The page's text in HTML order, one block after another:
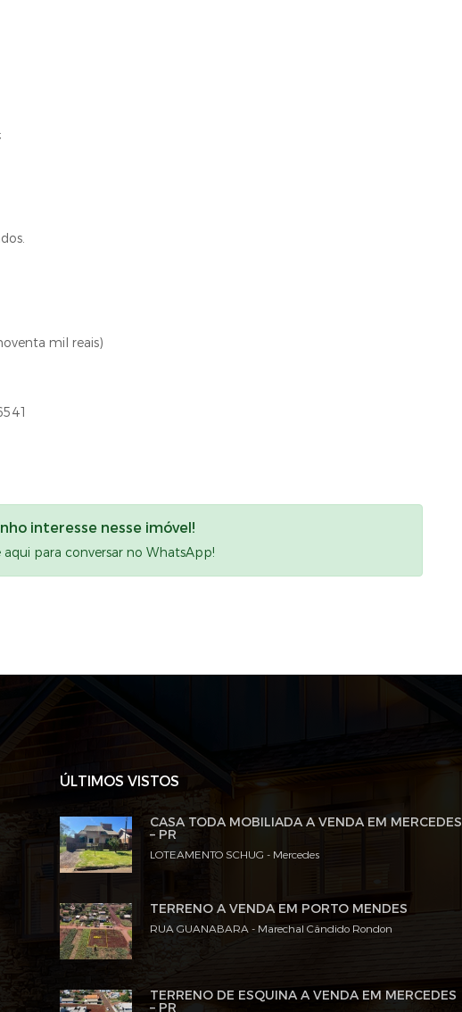
mil reais)
interesse nesse imóvel!
aqui para conversar no WhatsApp!
ÚLTIMOS VISTOS
CASA TODA MOBILIADA A VENDA EM MERCEDES
– PR
LOTEAMENTO SCHUG - Mercedes
TERRENO A VENDA EM PORTO MENDES
RUA GUANABARA - Marechal Cândido Rondon
TERRENO DE ESQUINA A VENDA EM MERCEDES
– PR